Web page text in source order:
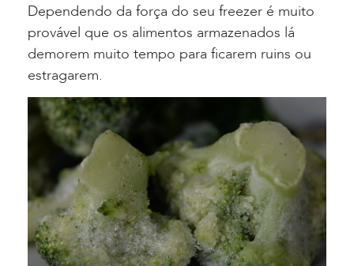
Dependendo da força do seu freezer é muito
provável que os alimentos armazenados lá
demorem muito tempo para ficarem ruins ou
estragarem.